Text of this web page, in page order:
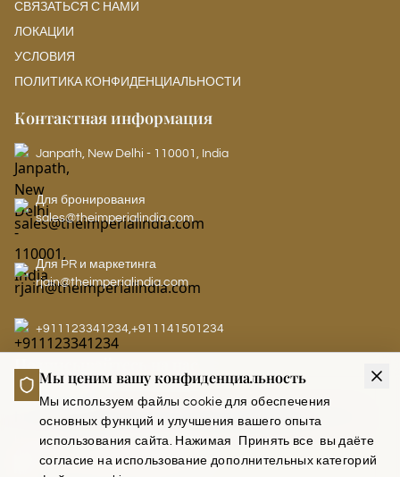
СВЯЗАТЬСЯ С НАМИ
ЛОКАЦИИ
УСЛОВИЯ
ПОЛИТИКА КОНФИДЕНЦИАЛЬНОСТИ
Контактная информация
Janpath, New Delhi - 110001, India
Для бронирования
sales@theimperialindia.com
Для PR и маркетинга
rjain@theimperialindia.com
+911123341234,+911141501234
Подписывайтесь на нас
LEADERS CLUB - THE IMPERIAL
Мы ценим вашу конфиденциальность
Мы используем файлы cookie для обеспечения
основных функций и улучшения вашего опыта
использования сайта. Нажимая
Принять все вы даёте
согласие на использование дополнительных категорий